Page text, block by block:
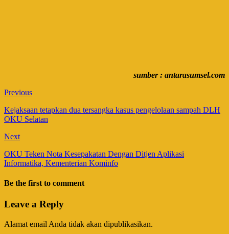
sumber : antarasumsel.com
Previous
Kejaksaan tetapkan dua tersangka kasus pengelolaan sampah DLH
OKU Selatan
Next
OKU Teken Nota Kesepakatan Dengan Ditjen Aplikasi
Informatika, Kementerian Kominfo
Be the first to comment
Leave a Reply
Alamat email Anda tidak akan dipublikasikan.